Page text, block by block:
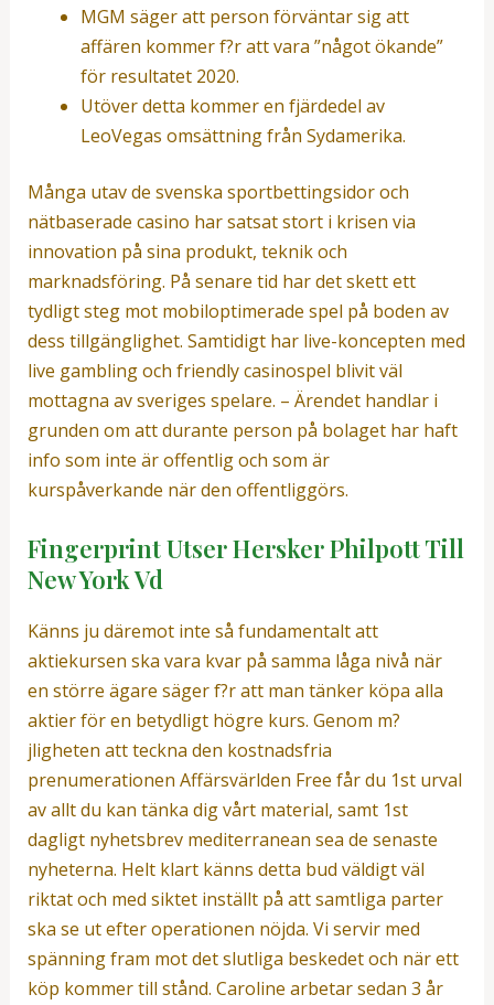
MGM säger att person förväntar sig att
affären kommer f?r att vara ”något ökande”
för resultatet 2020.
Utöver detta kommer en fjärdedel av
LeoVegas omsättning från Sydamerika.
Många utav de svenska sportbettingsidor och
nätbaserade casino har satsat stort i krisen via
innovation på sina produkt, teknik och
marknadsföring. På senare tid har det skett ett
tydligt steg mot mobiloptimerade spel på boden av
dess tillgänglighet. Samtidigt har live-koncepten med
live gambling och friendly casinospel blivit väl
mottagna av sveriges spelare. – Ärendet handlar i
grunden om att durante person på bolaget har haft
info som inte är offentlig och som är
kurspåverkande när den offentliggörs.
Fingerprint Utser Hersker Philpott Till
New York Vd
Känns ju däremot inte så fundamentalt att
aktiekursen ska vara kvar på samma låga nivå när
en större ägare säger f?r att man tänker köpa alla
aktier för en betydligt högre kurs. Genom m?
jligheten att teckna den kostnadsfria
prenumerationen Affärsvärlden Free får du 1st urval
av allt du kan tänka dig vårt material, samt 1st
dagligt nyhetsbrev mediterranean sea de senaste
nyheterna. Helt klart känns detta bud väldigt väl
riktat och med siktet inställt på att samtliga parter
ska se ut efter operationen nöjda. Vi servir med
spänning fram mot det slutliga beskedet och när ett
köp kommer till stånd. Caroline arbetar sedan 3 år